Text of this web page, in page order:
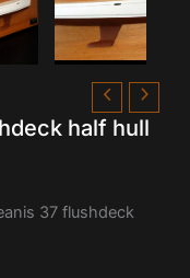
half hull
37 flushdeck